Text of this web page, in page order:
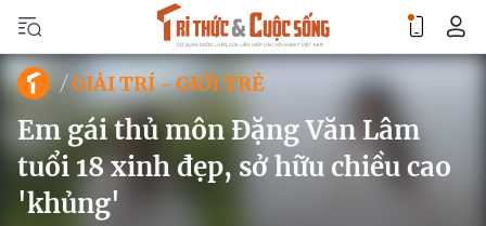
GIẢI TRÍ - GIỚI TRẺ
Em gái thủ môn Đặng Văn Lâm
tuổi 18 xinh đẹp, sở hữu chiều cao
'khủng'